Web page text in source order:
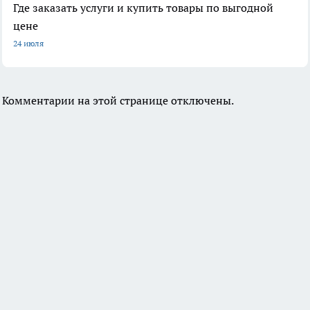
Где заказать услуги и купить товары по выгодной
цене
24 июля
Комментарии на этой странице отключены.